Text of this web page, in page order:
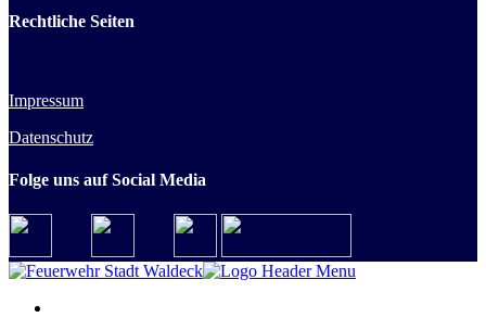
Rechtliche Seiten
Impressum
Datenschutz
Folge uns auf Social Media